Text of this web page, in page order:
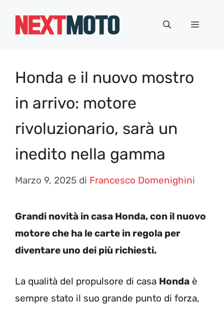
Menu
Honda e il nuovo mostro
in arrivo: motore
rivoluzionario, sarà un
inedito nella gamma
Marzo 9, 2025 di Francesco Domenighini
Grandi novità in casa Honda, con il nuovo
motore che ha le carte in regola per
diventare uno dei più richiesti.
La qualità del propulsore di casa Honda è
sempre stato il suo grande punto di forza,